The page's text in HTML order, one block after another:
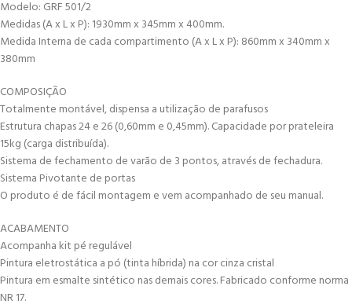
Modelo: GRF 501/2
Medidas (A x L x P): 1930mm x 345mm x 400mm.
Medida Interna de cada compartimento (A x L x P): 860mm x 340mm x
380mm
COMPOSIÇÃO
Totalmente montável, dispensa a utilização de parafusos
Estrutura chapas 24 e 26 (0,60mm e 0,45mm). Capacidade por prateleira
15kg (carga distribuída).
Sistema de fechamento de varão de 3 pontos, através de fechadura.
Sistema Pivotante de portas
O produto é de fácil montagem e vem acompanhado de seu manual.
ACABAMENTO
Acompanha kit pé regulável
Pintura eletrostática a pó (tinta híbrida) na cor cinza cristal
Pintura em esmalte sintético nas demais cores. Fabricado conforme norma
NR 17.